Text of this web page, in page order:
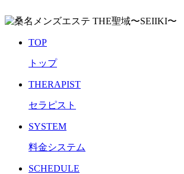
TOP
トップ
THERAPIST
セラピスト
SYSTEM
料金システム
SCHEDULE